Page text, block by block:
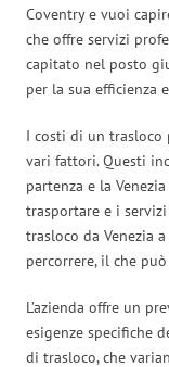
Coventry e vuoi
che offre servizi
capitato nel posto
per la sua efficienza
I costi di un trasloco
vari fattori. Questi
partenza e la
trasportare e i
trasloco da Venezia
percorrere, il che
L’azienda offre un
esigenze specifiche
di trasloco, che